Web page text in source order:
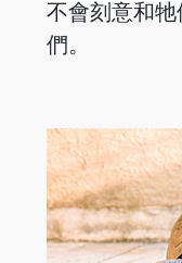
不會刻意和
們。